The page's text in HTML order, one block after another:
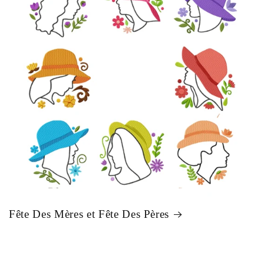
Fête Des Mères et Fête Des Pères